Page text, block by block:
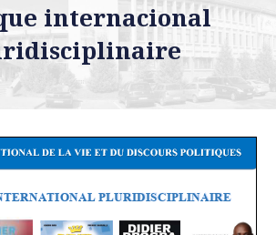
internacional